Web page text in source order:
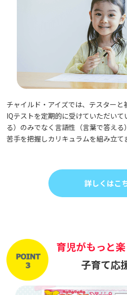
チャイルド・アイズでは、テスター
IQテストを定期的に受けていただい
る）のみでなく言語性（言葉で答える
苦手を把握しカリキュラムを組み立て
詳しくはこ
育児がもっと楽
子育て応